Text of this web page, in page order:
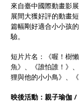
來自臺中國際動畫影
展間大獲好評的動畫
篇幅剛好適合小小孩
驗。
短片片名：《喔！樹
魚》、《誰怕誰！》
狸與他的小小鳥》、
映後活動：親子瑜伽